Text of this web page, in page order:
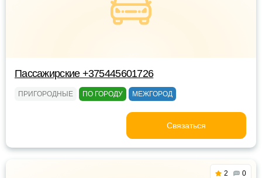
Пассажирские +375445601726
ПРИГОРОДНЫЕ ПО ГОРОДУ МЕЖГОРОД
Связаться
2 0